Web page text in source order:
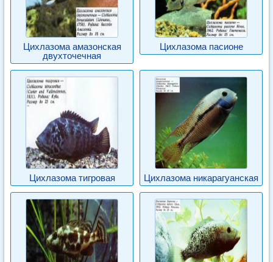
Цихлазома амазонская
двухточечная
Цихлазома пасионе
Цихлазома тигровая Цихлазома никарагуанская